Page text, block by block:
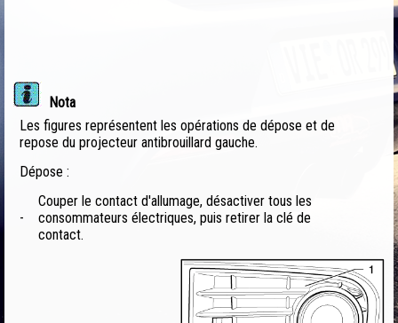
Nota
Les figures représentent les opérations de dépose et de
repose du projecteur antibrouillard gauche.
Dépose :
-
Couper le contact d'allumage, désactiver tous les
consommateurs électriques, puis retirer la clé de
contact.